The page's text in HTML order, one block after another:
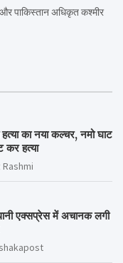
और पाकिस्तान अधिकृत कश्मीर
का नया कल्चर, नमो घाट
कर हत्या
एक्सप्रेस में अचानक लगी